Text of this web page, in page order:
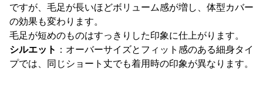
ですが、毛足が長いほどボリューム感が増し、体型カバー
の効果も変わります。
毛足が短めのものはすっきりした印象に仕上がります。
シルエット ：オーバーサイズとフィット感のある細身タイ
プでは、同じショート丈でも着用時の印象が異なります。